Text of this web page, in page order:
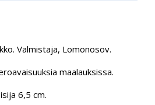
Valmistaja, Lomonosov.
maalauksissa.
6,5 cm.